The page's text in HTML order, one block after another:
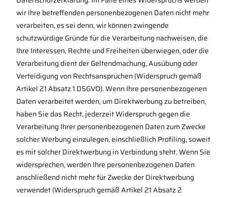
wir Ihre betreffenden personenbezogenen Daten nicht mehr
verarbeiten, es sei denn, wir können zwingende
schutzwürdige Gründe für die Verarbeitung nachweisen, die
Ihre Interessen, Rechte und Freiheiten überwiegen, oder die
Verarbeitung dient der Geltendmachung, Ausübung oder
Verteidigung von Rechtsansprüchen (Widerspruch gemäß
Artikel 21 Absatz 1 DSGVO). Wenn Ihre personenbezogenen
Daten verarbeitet werden, um Direktwerbung zu betreiben,
haben Sie das Recht, jederzeit Widerspruch gegen die
Verarbeitung Ihrer personenbezogenen Daten zum Zwecke
solcher Werbung einzulegen, einschließlich Profiling, soweit
es mit solcher Direktwerbung in Verbindung steht. Wenn Sie
widersprechen, werden Ihre personenbezogenen Daten
anschließend nicht mehr für Zwecke der Direktwerbung
verwendet (Widerspruch gemäß Artikel 21 Absatz 2